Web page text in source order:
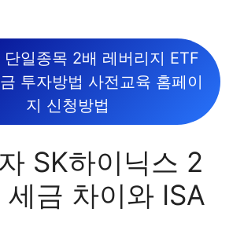
단일종목 2배 레버리지 ETF
투자방법 사전교육 홈페이
지 신청방법
SK하이닉스 2
세금 차이와 ISA